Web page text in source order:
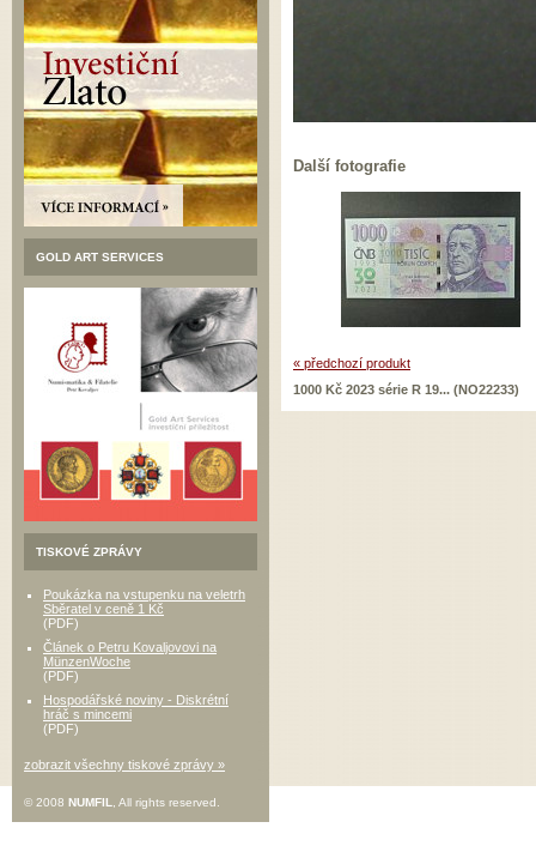
GOLD ART SERVICES
TISKOVÉ ZPRÁVY
Poukázka na vstupenku na veletrh
Sběratel v ceně 1 Kč
(PDF)
Článek o Petru Kovaljovovi na
MünzenWoche
(PDF)
Hospodářské noviny - Diskrétní
hráč s mincemi
(PDF)
zobrazit všechny tiskové zprávy »
Další fotografie
« předchozí produkt
1000 Kč 2023 série R 19... (NO22233)
© 2008 NUMFIL , All rights reserved.